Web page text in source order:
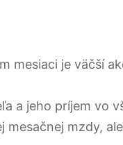
mesiaci je väčší
a jeho príjem vo
mesačnej mzdy,